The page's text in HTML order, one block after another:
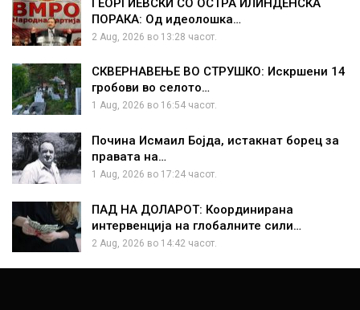
ГЕОРГИЕВСКИ СО ОСТРА ИЛИНДЕНСКА
ПОРАКА: Од идеолошка…
2 Aug, 2026 во 13:28 часот.
СКВЕРНАВЕЊЕ ВО СТРУШКО: Искршени 14
гробови во селото…
1 Aug, 2026 во 16:54 часот.
Почина Исмаил Бојда, истакнат борец за
правата на…
1 Aug, 2026 во 17:24 часот.
ПАД НА ДОЛАРОТ: Координирана
интервенција на глобалните сили…
2 Aug, 2026 во 14:42 часот.